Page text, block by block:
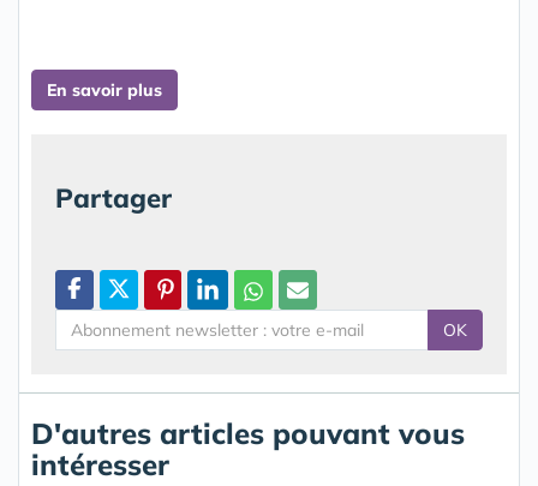
En savoir plus
Partager
OK
D'autres articles pouvant vous
intéresser